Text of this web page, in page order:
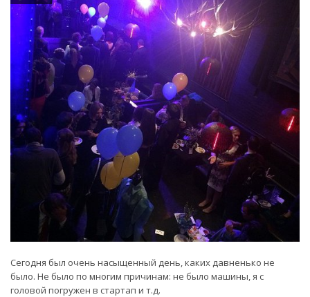
Сегодня был очень насыщенный день, каких давненько не
было. Не было по многим причинам: не было машины, я с
головой погружен в стартап и т.д.